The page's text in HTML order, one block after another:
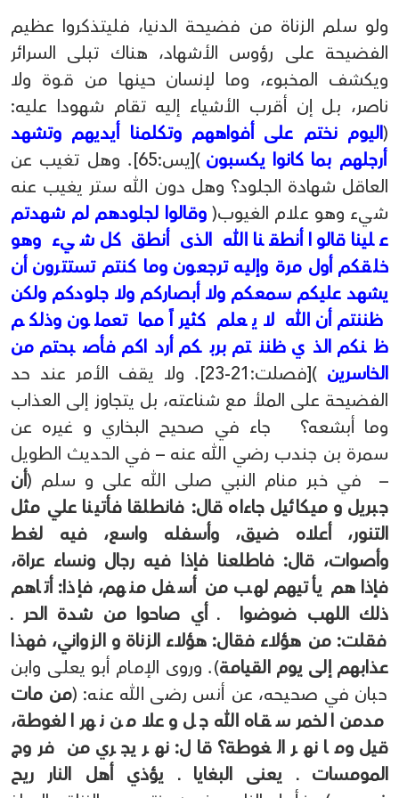
ولو سلم الزناة من فضيحة الدنيا، فليتذكروا عظيم
الفضيحة على رؤوس الأشهاد، هناك تبلى السرائر
ويكشف المخبوء، وما لإنسان حينهـا من قـوة ولا
ناصر، بـل إن أقرب الأشياء إليه تقام شهودا عليه:
(اليوم نختم على أفواههم وتكلمنا أيديهم وتشهد
أرجلهم بما كانوا يكسبون
)[يس:65]. وهل تغيب عن
العاقل شهادة الجلود؟ وهل دون الله ستر يغيب عنه
شيء وهو علام الغيوب(وقالوا لجلودهم لم شهدتم
علينا قالوا أنطقنا الله الذى أنطق كل شيء وهو
خلقكم أول مرة وإليه ترجعون وما كنتم تستترون أن
يشهد عليكم سمعكم ولا أبصاركم ولا جلودكم ولكن
ظننتم أن الله لا يعلم كثيراً مما تعملون وذلكم
ظنكم الذي ظننتم بربكم أرداكم فأصبحتم من
الخاسرين
)[فصلت:21-23]. ولا يقف الأمر عند حد
الفضيحة على الملأ مع شناعته، بل يتجاوز إلى العذاب
وما أبشعه؟ جاء في صحيح البخاري و غيره عن
سمرة بن جندب رضي الله عنه – في الحديث الطويل
– في خبر منام النبي صلى الله على و سلم (أن
جبريل و ميكائيل جاءاه قال: فانطلقا فأتينا علي مثل
التنور، أعلاه ضيق، وأسفله واسع، فيه لغط
وأصوات، قال: فاطلعنا فإذا فيه رجال ونساء عراة،
فإذا هم يأتيهم لهب من أسفل منهم، فإذا: أتاهم
ذلك اللهب ضوضوا ـ أي صاحوا من شدة الحر ـ
فقلت: من هؤلاء فقال: هؤلاء الزناة و الزواني، فهذا
عذابهم إلى يوم القيامة). وروى الإمـام أبو يعلـى وابن
حبان في صحيحه، عن أنس رضى الله عنه: (من مات
مدمن الخمر سقـاه الله جل وعلا من نهر الغوطة،
قيل وما نهر الغوطة؟ قال: نهر يجري من فروج
المومسات ـ يعنى البغايا ـ يؤذي أهل النار ريح